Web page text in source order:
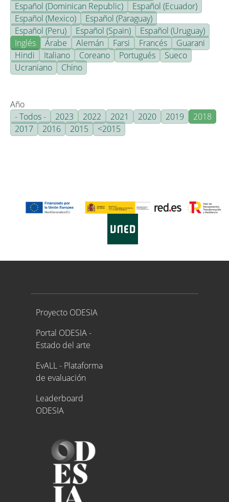
Español (Dominican Republic)
Español (Ecuador)
Español (Mexico)
Español (Paraguay)
Español (Peru)
Español (Spain)
Español (Uruguay)
Inglés
Árabe Alemán Farsi Francés
Guarani
Hindi
Italiano Coreano Portugués
Sueco
Ucraniano
Chino
Año
- Todos -
2023 2022 2021 2020 2019
2018
2017
2016 2015 <2015
Proyecto ODESIA
Proyecto ODESIA
Portal ODESIA -
Estado del arte
EvALL - Plataforma
de evaluación
Leaderboard
ODESIA